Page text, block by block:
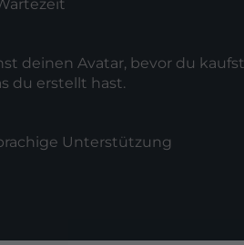
deinen Avatar, bevor du
du erstellt hast.
Unterstützung